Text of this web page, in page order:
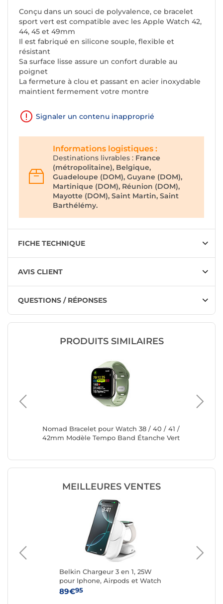
Conçu dans un souci de polyvalence, ce bracelet
sport vert est compatible avec les Apple Watch 42,
44, 45 et 49mm
Il est fabriqué en silicone souple, flexible et
résistant
Sa surface lisse assure un confort durable au
poignet
La fermeture à clou et passant en acier inoxydable
maintient fermement votre montre
Signaler un contenu inapproprié
Informations logistiques :
Destinations livrables : France
(métropolitaine), Belgique,
Guadeloupe (DOM), Guyane (DOM),
Martinique (DOM), Réunion (DOM),
Mayotte (DOM), Saint Martin, Saint
Barthélémy.
FICHE TECHNIQUE
AVIS CLIENT
QUESTIONS / RÉPONSES
PRODUITS SIMILAIRES
Nomad Bracelet pour Watch 38 / 40 / 41 /
42mm Modèle Tempo Band Étanche Vert
MEILLEURES VENTES
Belkin Chargeur 3 en 1, 25W
pour Iphone, Airpods et Watch
QI2.2 (Blanc)
89€95